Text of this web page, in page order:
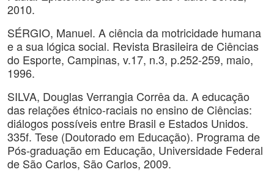
2010.
SÉRGIO, Manuel. A ciência da motricidade humana
e a sua lógica social. Revista Brasileira de Ciências
do Esporte, Campinas, v.17, n.3, p.252-259, maio,
1996.
SILVA, Douglas Verrangia Corrêa da. A educação
das relações étnico-raciais no ensino de Ciências:
diálogos possíveis entre Brasil e Estados Unidos.
335f. Tese (Doutorado em Educação). Programa de
Pós-graduação em Educação, Universidade Federal
de São Carlos, São Carlos, 2009.